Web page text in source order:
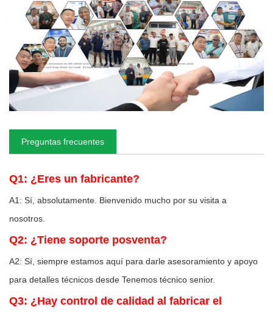
Preguntas frecuentes
Q1: ¿Eres un fabricante?
A1: Sí, absolutamente. Bienvenido mucho por su visita a
nosotros.
Q2: ¿Tiene soporte posventa?
A2: Sí, siempre estamos aquí para darle asesoramiento y apoyo
para detalles técnicos desde Tenemos técnico senior.
Q3: ¿Hay control de calidad al fabricar el